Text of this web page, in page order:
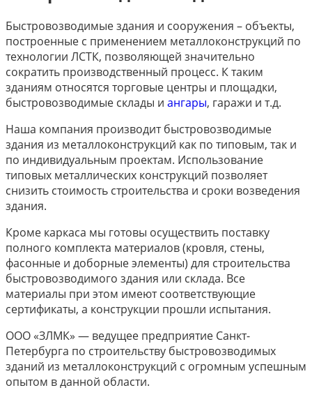
Быстровозводимые здания и сооружения – объекты,
построенные с применением металлоконструкций по
технологии ЛСТК, позволяющей значительно
сократить производственный процесс. К таким
зданиям относятся торговые центры и площадки,
быстровозводимые склады и ангары, гаражи и т.д.
Наша компания производит быстровозводимые
здания из металлоконструкций как по типовым, так и
по индивидуальным проектам. Использование
типовых металлических конструкций позволяет
снизить стоимость строительства и сроки возведения
здания.
Кроме каркаса мы готовы осуществить поставку
полного комплекта материалов (кровля, стены,
фасонные и доборные элементы) для строительства
быстровозводимого здания или склада. Все
материалы при этом имеют соответствующие
сертификаты, а конструкции прошли испытания.
ООО «ЗЛМК» — ведущее предприятие Санкт-
Петербурга по строительству быстровозводимых
зданий из металлоконструкций с огромным успешным
опытом в данной области.